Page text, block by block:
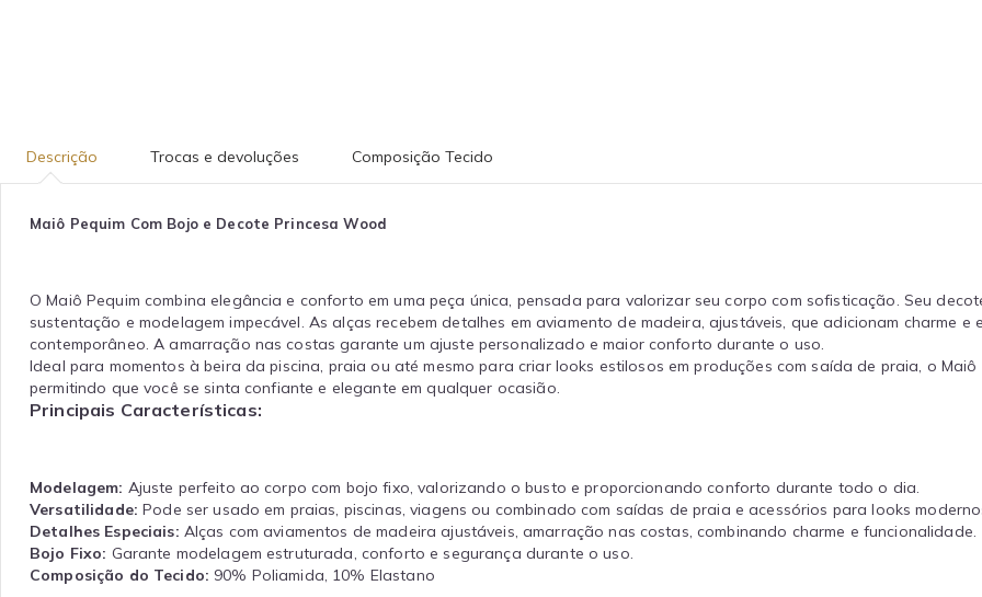
Descrição Trocas e devoluções Composição Tecido
Maiô Pequim Com Bojo e Decote Princesa Wood
O Maiô Pequim combina elegância e conforto em uma peça única, pensada para valorizar seu corpo com sofisticação. Seu
sustentação e modelagem impecável. As alças recebem detalhes em aviamento de madeira, ajustáveis, que adicionam charme
contemporâneo. A amarração nas costas garante um ajuste personalizado e maior conforto durante o uso.
Ideal para momentos à beira da piscina, praia ou até mesmo para criar looks estilosos em produções com saída de praia, o
permitindo que você se sinta confiante e elegante em qualquer ocasião.
Principais Características:
Modelagem: Ajuste perfeito ao corpo com bojo fixo, valorizando o busto e proporcionando conforto durante todo o dia.
Versatilidade: Pode ser usado em praias, piscinas, viagens ou combinado com saídas de praia e acessórios para looks
Detalhes Especiais: Alças com aviamentos de madeira ajustáveis, amarração nas costas, combinando charme e funcionalidade.
Bojo Fixo: Garante modelagem estruturada, conforto e segurança durante o uso.
Composição do Tecido: 90% Poliamida, 10% Elastano